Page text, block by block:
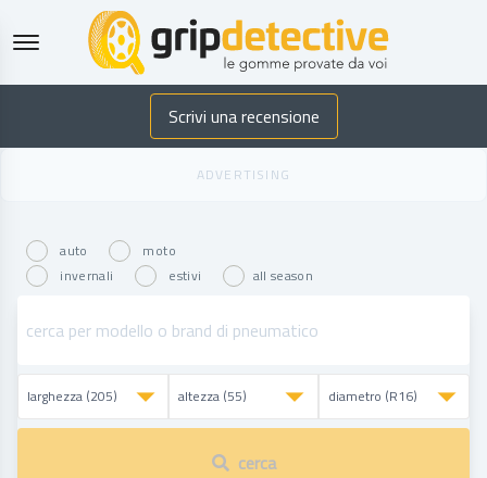
GripDetective
Scrivi una recensione
auto
moto
invernali
estivi all season
cerca